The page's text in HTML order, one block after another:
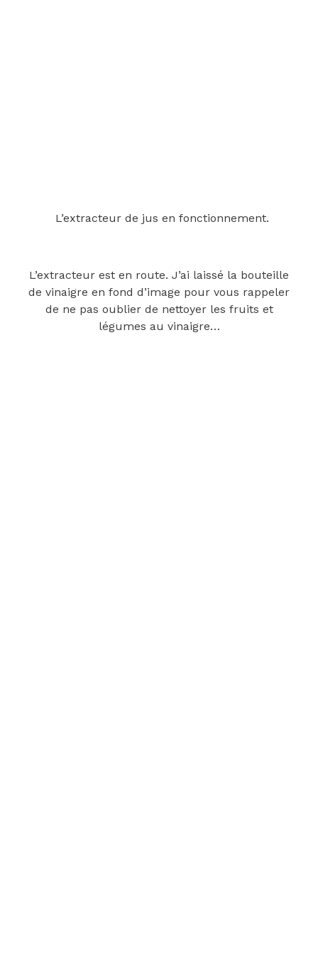
L’extracteur de jus en fonctionnement.
L’extracteur est en route. J’ai laissé la bouteille
de vinaigre en fond d’image pour vous rappeler
de ne pas oublier de nettoyer les fruits et
légumes au vinaigre…